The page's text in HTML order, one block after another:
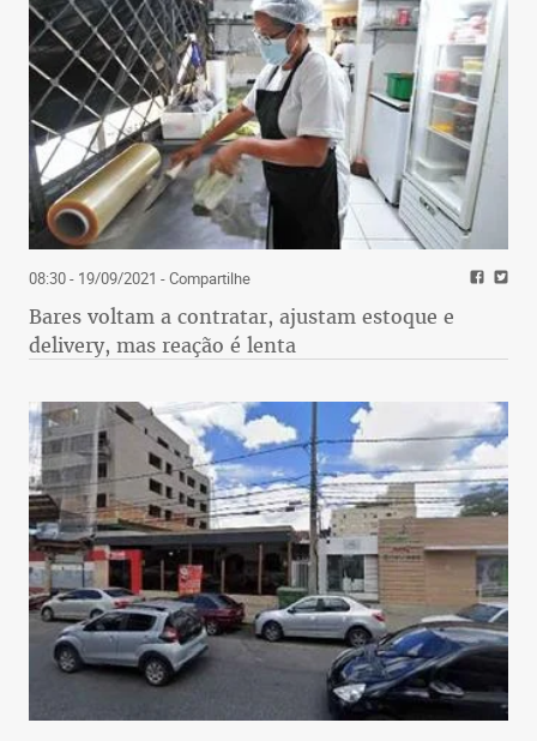
08:30 - 19/09/2021 - Compartilhe
Bares voltam a contratar, ajustam estoque e
delivery, mas reação é lenta